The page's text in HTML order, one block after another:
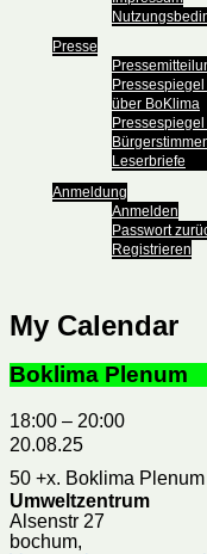
Presse
Pressespiegel
über BoKlima
Leserbriefe
Anmeldung
Anmelden
Passwort
Registrieren
My Calendar
Boklima Plenum
18:00 – 20:00
20.08.25
50 +x. Boklima
Umweltzentrum
Alsenstr 27
bochum,